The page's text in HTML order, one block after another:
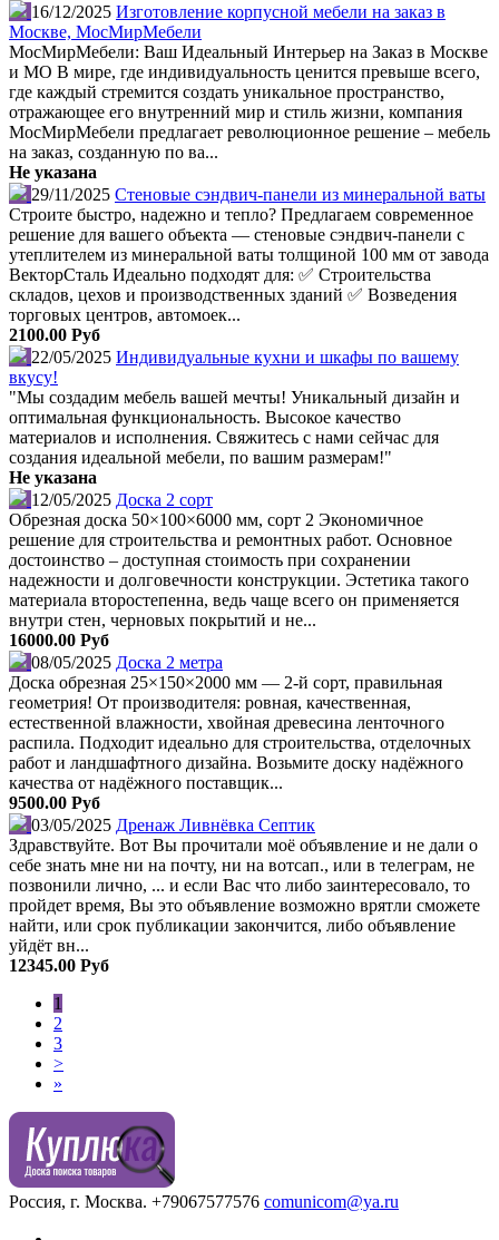
16/12/2025 Изготовление корпусной мебели на заказ в
Москве, МосМирМебели
МосМирМебели: Ваш Идеальный Интерьер на Заказ в Москве
и МО В мире, где индивидуальность ценится превыше всего,
где каждый стремится создать уникальное пространство,
отражающее его внутренний мир и стиль жизни, компания
МосМирМебели предлагает революционное решение – мебель
на заказ, созданную по ва...
Не указана
29/11/2025 Стеновые сэндвич-панели из минеральной ваты
Строите быстро, надежно и тепло? Предлагаем современное
решение для вашего объекта — стеновые сэндвич-панели с
утеплителем из минеральной ваты толщиной 100 мм от завода
ВекторСталь Идеально подходят для: ✅ Строительства
складов, цехов и производственных зданий ✅ Возведения
торговых центров, автомоек...
2100.00 Руб
22/05/2025 Индивидуальные кухни и шкафы по вашему
вкусу!
"Мы создадим мебель вашей мечты! Уникальный дизайн и
оптимальная функциональность. Высокое качество
материалов и исполнения. Свяжитесь с нами сейчас для
создания идеальной мебели, по вашим размерам!"
Не указана
12/05/2025 Доска 2 сорт
Обрезная доска 50×100×6000 мм, сорт 2 Экономичное
решение для строительства и ремонтных работ. Основное
достоинство – доступная стоимость при сохранении
надежности и долговечности конструкции. Эстетика такого
материала второстепенна, ведь чаще всего он применяется
внутри стен, черновых покрытий и не...
16000.00 Руб
08/05/2025 Доска 2 метра
Доска обрезная 25×150×2000 мм — 2-й сорт, правильная
геометрия! От производителя: ровная, качественная,
естественной влажности, хвойная древесина ленточного
распила. Подходит идеально для строительства, отделочных
работ и ландшафтного дизайна. Возьмите доску надёжного
качества от надёжного поставщик...
9500.00 Руб
03/05/2025 Дренаж Ливнёвка Септик
Здравствуйте. Вот Вы прочитали моё объявление и не дали о
себе знать мне ни на почту, ни на вотсап., или в телеграм, не
позвонили лично, ... и если Вас что либо заинтересовало, то
пройдет время, Вы это объявление возможно врятли сможете
найти, или срок публикации закончится, либо объявление
уйдёт вн...
12345.00 Руб
1
2
3
>
»
Россия, г. Москва. +79067577576 comunicom@ya.ru